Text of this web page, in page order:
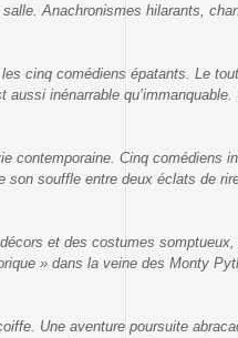
Anachronismes hilarants,
cinq comédiens épatants. Le
inénarrable
contemporaine. Cinq comédiens
son souffle entre deux éclats de
et des costumes
» dans la veine des Monty
Une aventure poursuite